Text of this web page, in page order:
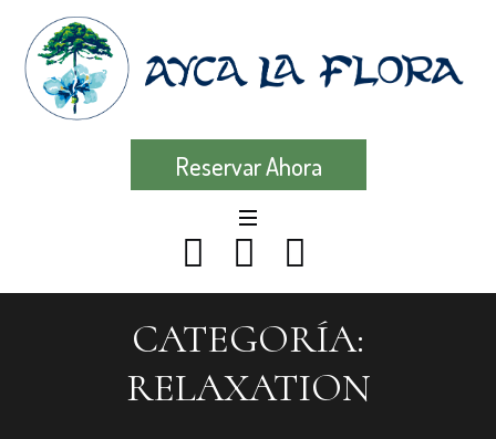
Reservar Ahora
CATEGORÍA:
RELAXATION